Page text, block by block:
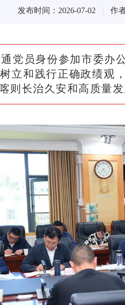
发布时间：2026-07-02 作
党员身份参加市委办
立和践行正确政绩观
则长治久安和高质量发